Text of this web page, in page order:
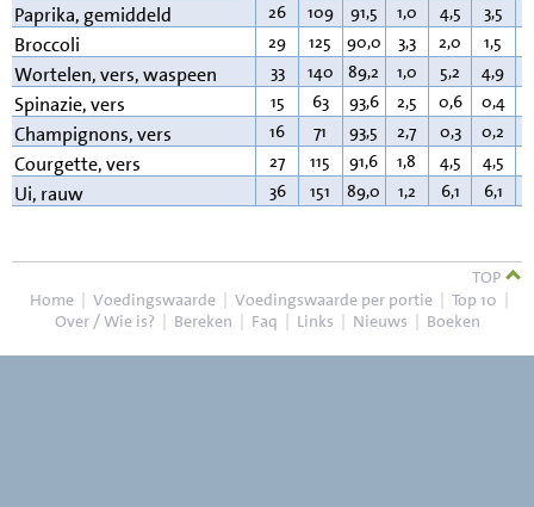
Paprika, gemiddeld 26 109 91,5 1,0 4,5 3,5
Broccoli 29 125 90,0 3,3 2,0 1,5
Wortelen, vers, waspeen 33 140 89,2 1,0 5,2 4,9
Spinazie, vers 15 63 93,6 2,5 0,6 0,4
Champignons, vers 16 71 93,5 2,7 0,3 0,2
Courgette, vers 27 115 91,6 1,8 4,5 4,5
Ui, rauw 36 151 89,0 1,2 6,1 6,1
TOP
Home | Voedingswaarde | Voedingswaarde per portie | Top 10 |
Over / Wie is? | Bereken | Faq | Links | Nieuws | Boeken